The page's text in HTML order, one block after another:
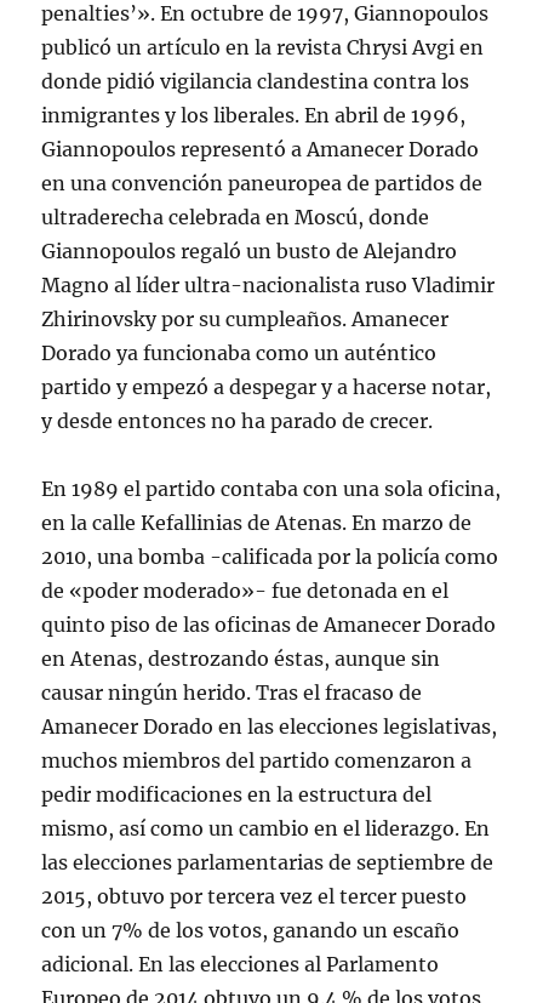
penalties’». En octubre de 1997, Giannopoulos
publicó un artículo en la revista Chrysi Avgi en
donde pidió vigilancia clandestina contra los
inmigrantes y los liberales. En abril de 1996,
Giannopoulos representó a Amanecer Dorado
en una convención paneuropea de partidos de
ultraderecha celebrada en Moscú, donde
Giannopoulos regaló un busto de Alejandro
Magno al líder ultra-nacionalista ruso Vladimir
Zhirinovsky por su cumpleaños. Amanecer
Dorado ya funcionaba como un auténtico
partido y empezó a despegar y a hacerse notar,
y desde entonces no ha parado de crecer.
En 1989 el partido contaba con una sola oficina,
en la calle Kefallinias de Atenas. En marzo de
2010, una bomba -calificada por la policía como
de «poder moderado»- fue detonada en el
quinto piso de las oficinas de Amanecer Dorado
en Atenas, destrozando éstas, aunque sin
causar ningún herido. Tras el fracaso de
Amanecer Dorado en las elecciones legislativas,
muchos miembros del partido comenzaron a
pedir modificaciones en la estructura del
mismo, así como un cambio en el liderazgo. En
las elecciones parlamentarias de septiembre de
2015, obtuvo por tercera vez el tercer puesto
con un 7% de los votos, ganando un escaño
adicional. En las elecciones al Parlamento
Europeo de 2014 obtuvo un 9.4 % de los votos,